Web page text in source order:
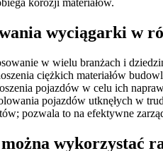
korozji materiałów.
wyciągarki w
w wielu branżach i
ciężkich materiałów
pojazdów w celu ich
pojazdów utknęłych w
pozwala to na efektywne
wykorzystać